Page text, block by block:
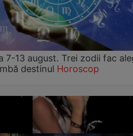
7-13 august. Trei zodii fac
destinul Horoscop